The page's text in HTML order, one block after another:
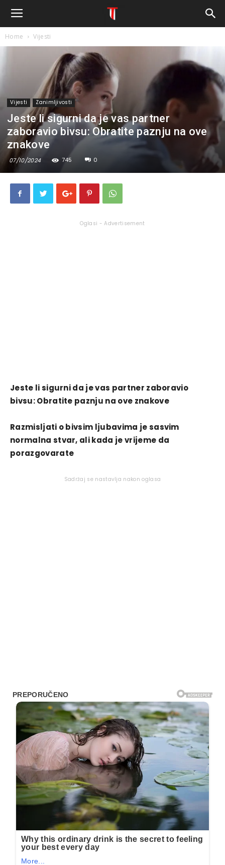
Home Vijesti
Vijesti Zanimljivosti
Jeste li sigurni da je vas partner
zaboravio bivsu: Obratite paznju na ove
znakove
07/10/2024 745 0
Oglasi - Advertisement
Jeste li sigurni da je vas partner zaboravio
bivsu: Obratite paznju na ove znakove
Razmisljati o bivsim ljubavima je sasvim
normalna stvar, ali kada je vrijeme da
porazgovarate
Sadržaj se nastavlja nakon oglasa